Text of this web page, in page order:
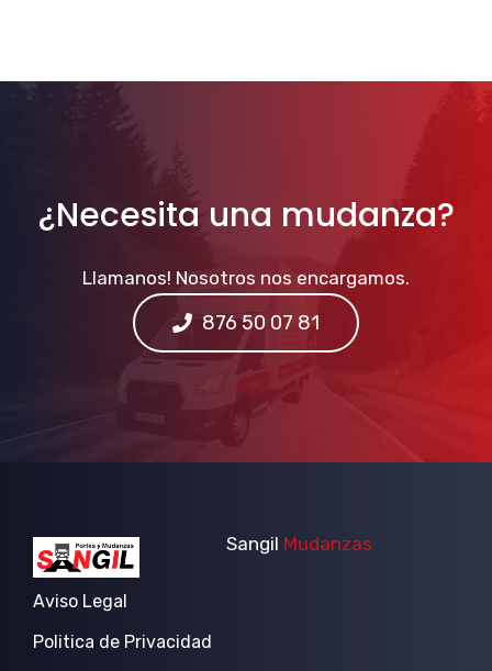
¿Necesita una mudanza?
Llamanos! Nosotros nos encargamos.
876 50 07 81
Sangil Mudanzas
Aviso Legal
Politica de Privacidad